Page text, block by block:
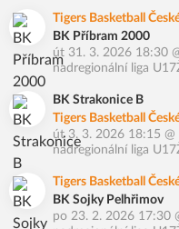
Tigers Basketball
BK Příbram 2000
út 31. 3. 2026 18:30
nadregionální liga
BK Strakonice B
Tigers Basketball
út 3. 3. 2026 18:15 @
nadregionální liga
Tigers Basketball
BK Sojky Pelhřimov
po 23. 2. 2026 17:30